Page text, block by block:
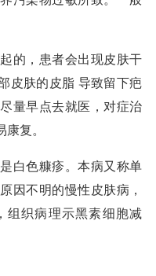
的，患者会出现皮肤干
皮肤的皮脂 导致留下疤
量早点去就医，对症治
复。
白色糠疹。本病又称单
因不明的慢性皮肤病，
组织病理示黑素细胞减